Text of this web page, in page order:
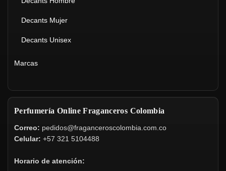
Decants Mujer
Decants Unisex
Marcas
Perfumería Online Fraganceros Colombia
Correo: pedidos@fraganceroscolombia.com.co
Celular: +57 321 5104488
Horario de atención: